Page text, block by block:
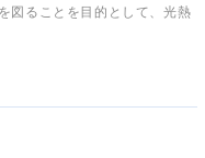
図ることを目的として、光熱